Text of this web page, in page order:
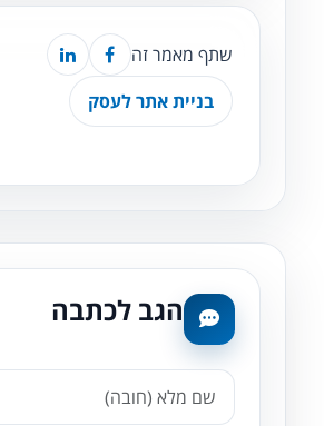
שתף מאמר זה
בניית אתר לעסק
הגב לכתבה